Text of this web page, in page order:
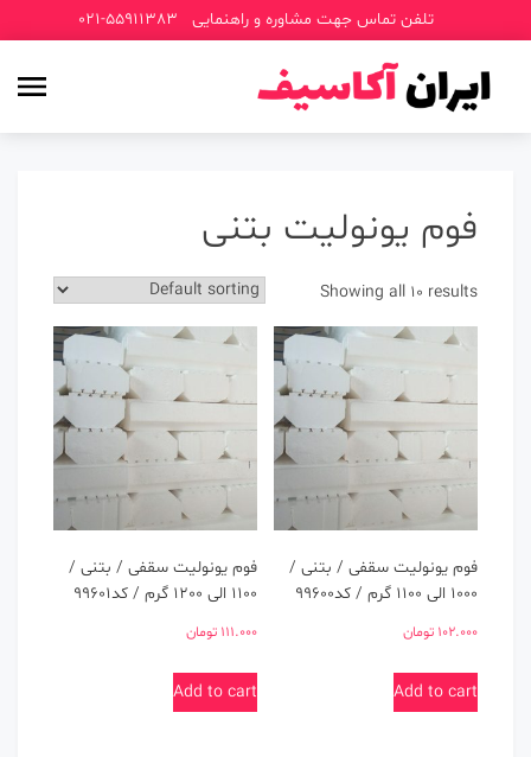
تلفن تماس جهت مشاوره و راهنمایی 021-55911383
فوم یونولیت بتنی
Showing all 10 results
فوم یونولیت سقفی / بتنی /
1000 الی 1100 گرم / کد99600
102.000 تومان
Add to cart
فوم یونولیت سقفی / بتنی /
1100 الی 1200 گرم / کد99601
111.000 تومان
Add to cart